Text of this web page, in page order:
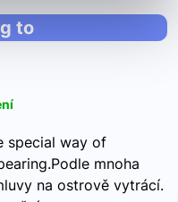
to
special way of
mnoha
na ostrově vytrácí.